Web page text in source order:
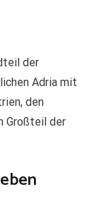
der
Adria mit
den
Großteil der